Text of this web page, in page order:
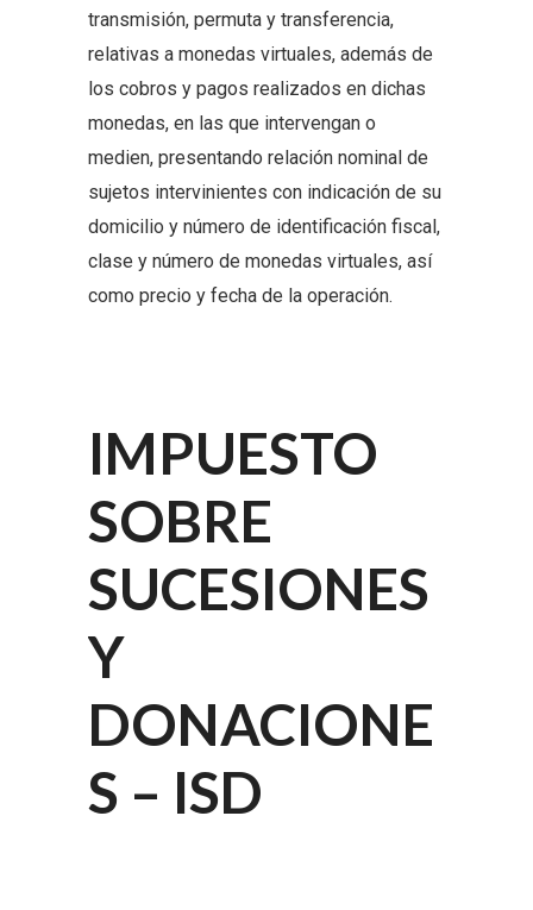
transmisión, permuta y transferencia,
relativas a monedas virtuales, además de
los cobros y pagos realizados en dichas
monedas, en las que intervengan o
medien, presentando relación nominal de
sujetos intervinientes con indicación de su
domicilio y número de identificación fiscal,
clase y número de monedas virtuales, así
como precio y fecha de la operación.
IMPUESTO
SOBRE
SUCESIONES
Y
DONACIONE
S – ISD